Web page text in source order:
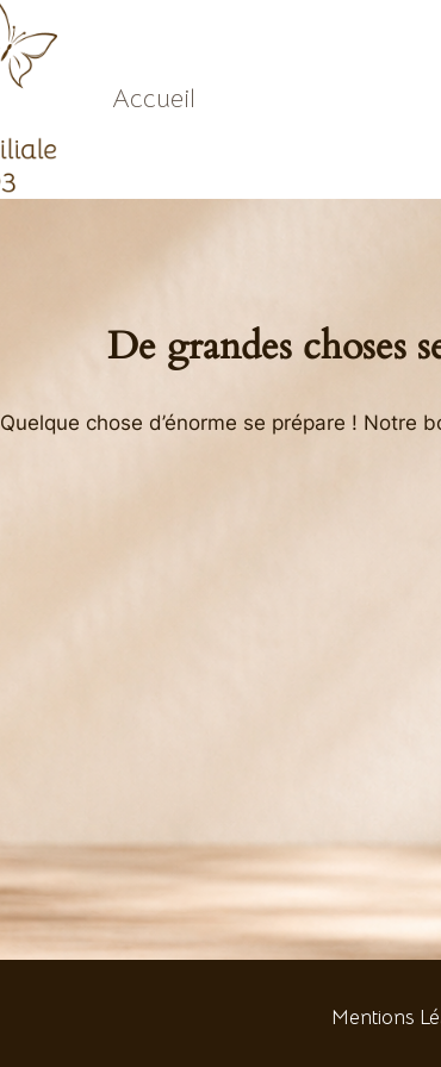
Accueil
De grandes choses
Quelque chose d’énorme se prépare ! Notre
Mentions